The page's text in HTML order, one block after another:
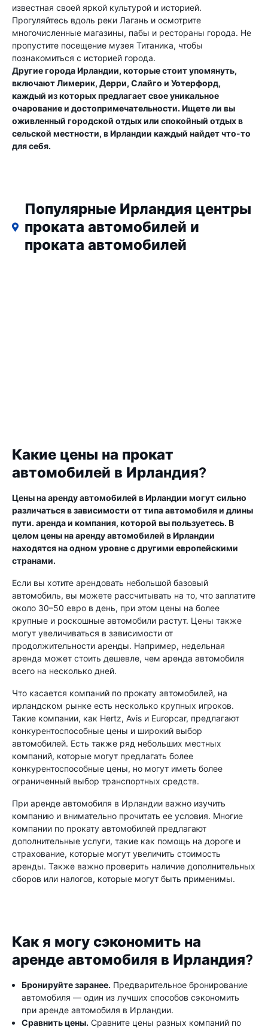
известная своей яркой культурой и историей.
Прогуляйтесь вдоль реки Лагань и осмотрите
многочисленные магазины, пабы и рестораны города. Не
пропустите посещение музея Титаника, чтобы
познакомиться с историей города.
Другие города Ирландии, которые стоит упомянуть,
включают Лимерик, Дерри, Слайго и Уотерфорд,
каждый из которых предлагает свое уникальное
очарование и достопримечательности. Ищете ли вы
оживленный городской отдых или спокойный отдых в
сельской местности, в Ирландии каждый найдет что-то
для себя.
Популярные Ирландия центры
проката автомобилей и
проката автомобилей
Какие цены на прокат
автомобилей в Ирландия?
Цены на аренду автомобилей в Ирландии могут сильно
различаться в зависимости от типа автомобиля и длины
пути. аренда и компания, которой вы пользуетесь. В
целом цены на аренду автомобилей в Ирландии
находятся на одном уровне с другими европейскими
странами.
Если вы хотите арендовать небольшой базовый
автомобиль, вы можете рассчитывать на то, что заплатите
около 30–50 евро в день, при этом цены на более
крупные и роскошные автомобили растут. Цены также
могут увеличиваться в зависимости от
продолжительности аренды. Например, недельная
аренда может стоить дешевле, чем аренда автомобиля
всего на несколько дней.
Что касается компаний по прокату автомобилей, на
ирландском рынке есть несколько крупных игроков.
Такие компании, как Hertz, Avis и Europcar, предлагают
конкурентоспособные цены и широкий выбор
автомобилей. Есть также ряд небольших местных
компаний, которые могут предлагать более
конкурентоспособные цены, но могут иметь более
ограниченный выбор транспортных средств.
При аренде автомобиля в Ирландии важно изучить
компанию и внимательно прочитать ее условия. Многие
компании по прокату автомобилей предлагают
дополнительные услуги, такие как помощь на дороге и
страхование, которые могут увеличить стоимость
аренды. Также важно проверить наличие дополнительных
сборов или налогов, которые могут быть применимы.
Как я могу сэкономить на
аренде автомобиля в Ирландия?
Бронируйте заранее. Предварительное бронирование
автомобиля — один из лучших способов сэкономить
при аренде автомобиля в Ирландии.
Сравнить цены. Сравните цены разных компаний по